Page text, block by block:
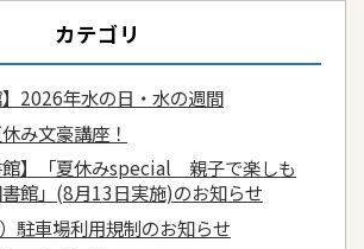
カテゴリ
】2026年水の日・水の週間
み文豪講座！
館】「夏休みspecial 親子で楽しも
館」(8月13日実施)のお知らせ
駐車場利用規制のお知らせ